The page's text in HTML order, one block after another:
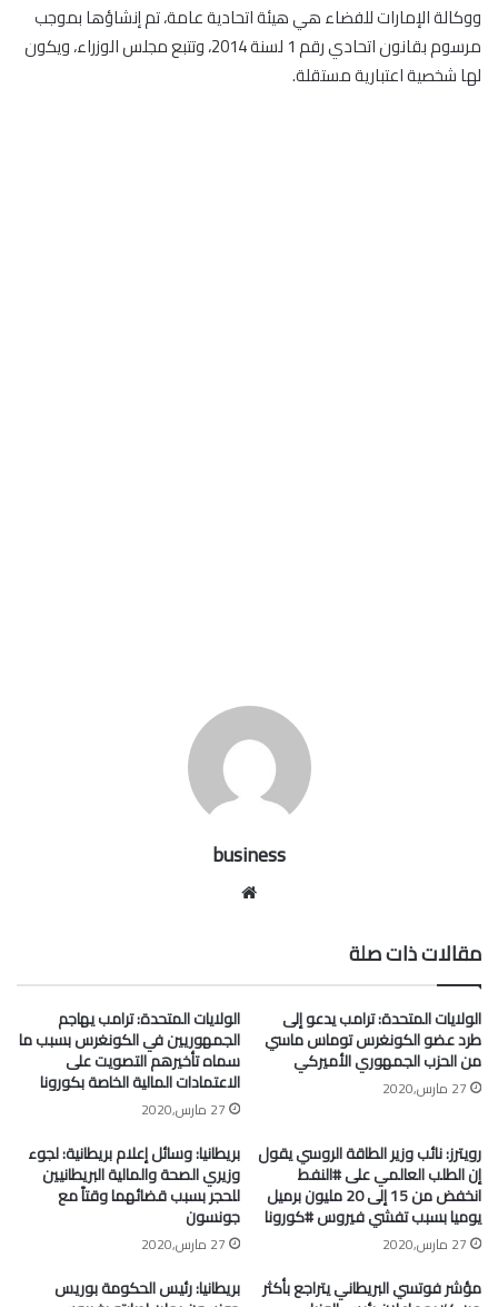
ووكالة الإمارات للفضاء هي هيئة اتحادية عامة، تم إنشاؤها بموجب
مرسوم بقانون اتحادي رقم 1 لسنة 2014، وتتبع مجلس الوزراء، ويكون
لها شخصية اعتبارية مستقلة.
business
مقالات ذات صلة
الولايات المتحدة: ترامب يدعو إلى
طرد عضو الكونغرس توماس ماسي
من الحزب الجمهوري الأميركي
27 مارس,2020
الولايات المتحدة: ترامب يهاجم
الجمهوريين في الكونغرس بسبب ما
سماه تأخيرهم التصويت على
الاعتمادات المالية الخاصة بكورونا
27 مارس,2020
رويترز: نائب وزير الطاقة الروسي يقول
إن الطلب العالمي على #النفط
انخفض من 15 إلى 20 مليون برميل
يوميا بسبب تفشي فيروس #كورونا
27 مارس,2020
بريطانيا: وسائل إعلام بريطانية: لجوء
وزيري الصحة والمالية البريطانيين
للحجر بسبب قضائهما وقتاً مع
جونسون
27 مارس,2020
مؤشر فوتسي البريطاني يتراجع بأكثر بريطانيا: رئيس الحكومة بوريس